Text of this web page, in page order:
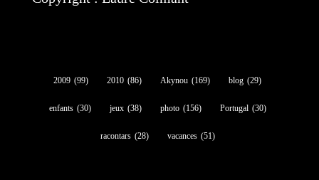
2009 (99) 2010 (86) Akynou (169) blog (29)
enfants (30) jeux (38) photo (156) Portugal (30)
racontars (28) vacances (51)